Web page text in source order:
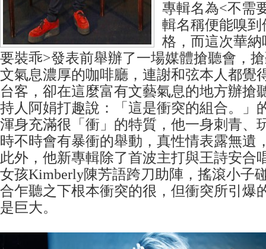
專輯名為<不需
輯名稱便能嗅
格，而這次華
要裝乖>發表前舉辦了一場媒體搶聽會，
文氣息濃厚的咖啡廳，連謝和弦本人都覺
台客，卻在這麼富有文藝氣息的地方辦搶
持人阿娟打趣說：「這是衝突的組合。」
渾身充滿很「衝」的特質，他一身刺青、
時不時會有暴衝的舉動，真性情表露無遺
此外，他新專輯除了首波主打與王詩安合
女孩Kimberly陳芳語跨刀助陣，搖滾小子
合乍聽之下根本衝突的很，但衝突所引爆
是巨大。